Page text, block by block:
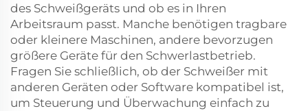
des Schweißgeräts und ob es in Ihren
Arbeitsraum passt. Manche benötigen tragbare
oder kleinere Maschinen, andere bevorzugen
größere Geräte für den Schwerlastbetrieb.
Fragen Sie schließlich, ob der Schweißer mit
anderen Geräten oder Software kompatibel ist,
um Steuerung und Überwachung einfach zu